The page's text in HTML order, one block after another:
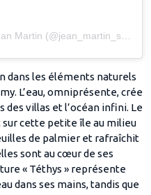
Une publication partagée par Jean Martin (@jean_martin_sculptures)
dans les éléments naturels
L’eau, omniprésente, crée
villas et l’océan infini. Le
cette petite île au milieu
de palmier et rafraîchit
sont au cœur de ses
« Téthys » représente
dans ses mains, tandis que